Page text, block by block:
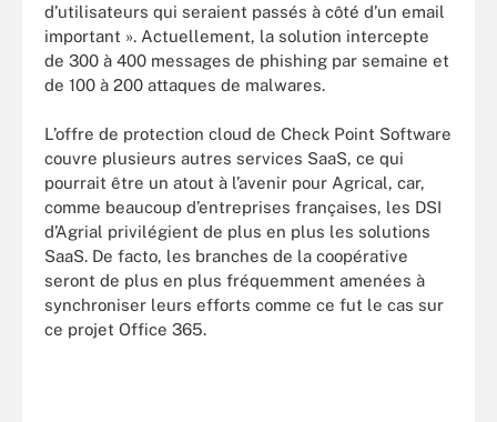
d’utilisateurs qui seraient passés à côté d’un email
important ». Actuellement, la solution intercepte
de 300 à 400 messages de phishing par semaine et
de 100 à 200 attaques de malwares.
L’offre de protection cloud de Check Point Software
couvre plusieurs autres services SaaS, ce qui
pourrait être un atout à l’avenir pour Agrical, car,
comme beaucoup d’entreprises françaises, les DSI
d’Agrial privilégient de plus en plus les solutions
SaaS. De facto, les branches de la coopérative
seront de plus en plus fréquemment amenées à
synchroniser leurs efforts comme ce fut le cas sur
ce projet Office 365.